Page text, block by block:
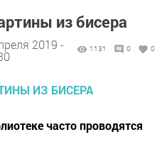
из бисера
2019 -
1131 0 0
часто проводятся